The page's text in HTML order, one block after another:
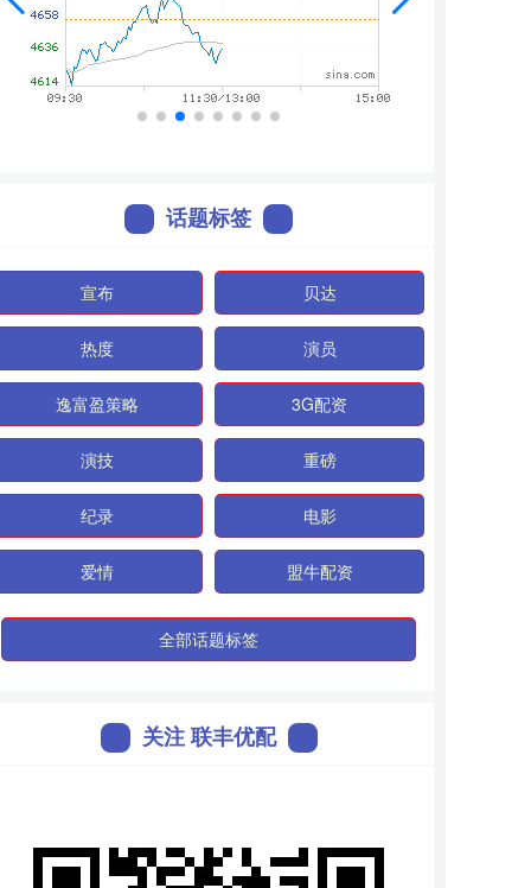
话题标签
宣布 贝达
热度 演员
逸富盈策略 3G配资
演技 重磅
纪录 电影
爱情 盟牛配资
全部话题标签
关注 联丰优配